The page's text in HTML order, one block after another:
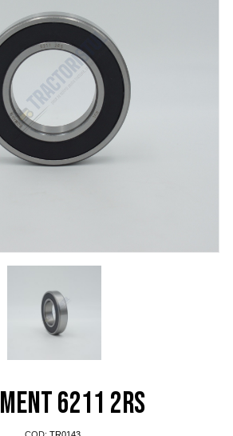
6211 2RS